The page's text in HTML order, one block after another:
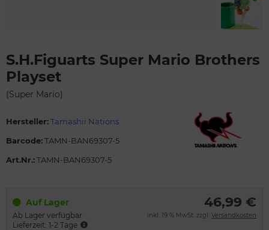
S.H.Figuarts Super Mario Brothers
Playset
(Super Mario)
Hersteller:Tamashii Nations
Barcode:TAMN-BAN69307-5
Art.Nr.:TAMN-BAN69307-5
Auf Lager
Ab Lager verfügbar
Lieferzeit: 1-2 Tage
46,99 €
inkl. 19 % MwSt. zzgl. Versandkosten